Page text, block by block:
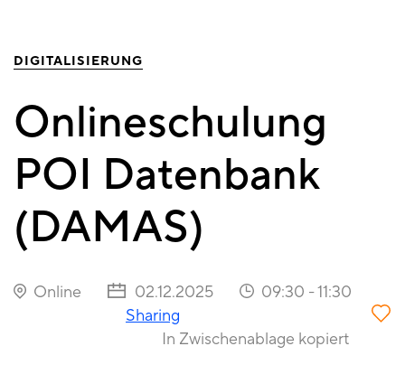
DIGITALISIERUNG
Onlineschulung
POI Datenbank
(DAMAS)
Online 02.12.2025 09:30 -11:30
Sharing
In Zwischenablage kopiert